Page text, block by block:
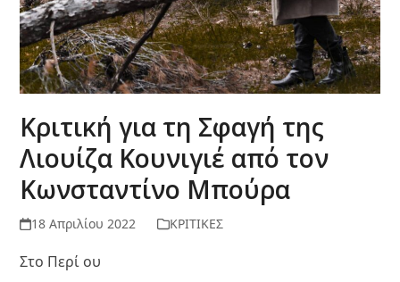
Κριτική για τη Σφαγή της
Λιουίζα Κουνιγιέ από τον
Κωνσταντίνο Μπούρα
18 Απριλίου 2022 ΚΡΙΤΙΚΕΣ
Στο Περί ου